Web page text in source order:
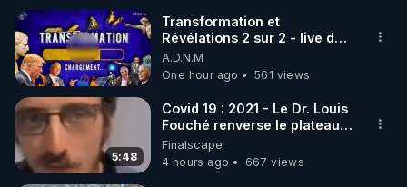
🌱 INSTAGRAM
https://www.instagram.com/rdlr_thierrycasasnovas/
http://rgnr.li/instagram
🌱 LA NEWSLETTER
Pour ne pas rater l’actualité RGNR (stages,
Transformation et
Révélations 2 sur 2 - live du
07/08/26
A.D.N.M
One hour ago
561 views
5:48
Covid 19 : 2021 - Le Dr. Louis
Fouché renverse le plateau
de CNews !
Finalscape
4 hours ago
667 views